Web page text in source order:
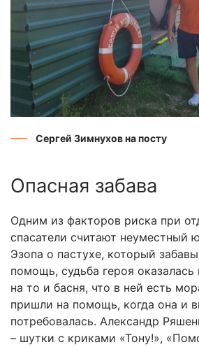
Сергей Зимнухов на посту
Опасная забава
Одним из факторов риска при
спасатели считают неуместный
Эзопа о пастухе, который
помощь, судьба героя оказалась
на то и басня, что в ней есть
пришли на помощь, когда она и
потребовалась. Александр
– шутки с криками «Тону!»,